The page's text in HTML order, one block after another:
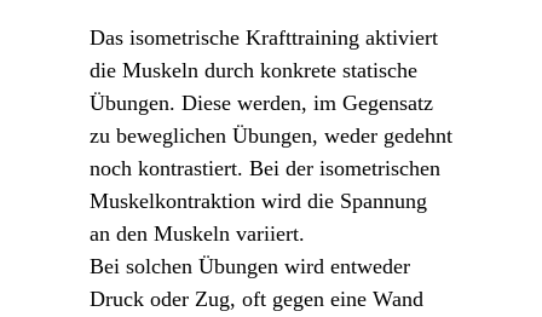
Das isometrische Krafttraining aktiviert
die Muskeln durch konkrete statische
Übungen. Diese werden, im Gegensatz
zu beweglichen Übungen, weder gedehnt
noch kontrastiert. Bei der isometrischen
Muskelkontraktion wird die Spannung
an den Muskeln variiert.
Bei solchen Übungen wird entweder
Druck oder Zug, oft gegen eine Wand